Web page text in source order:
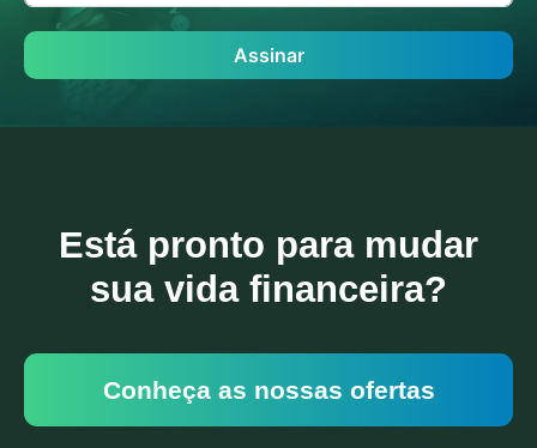
Assinar
Está pronto para mudar
sua vida financeira?
Conheça as nossas ofertas